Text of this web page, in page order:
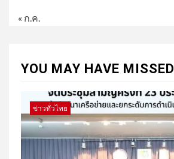
« ก.ค.
YOU MAY HAVE MISSED
ข่าวทั่วไทย